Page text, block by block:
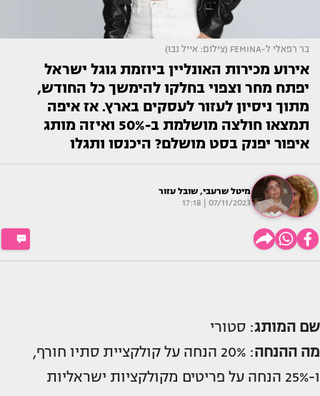
בר רפאלי ל-FEMINA (צילום: אייל נבו)
אירוע מכירות האונליין ביוזמת גוגל ישראל
יפתח מחר וצפוי בחלקו להימשך כל החודש,
מתוך ניסיון לעזור לעסקים בארץ. אז איפה
תמצאו חולצה מושלמת ב-50% ואיזה מותג
איפור יפנק בסט מושלם? היכנסו ותגלו
מיטל שרעבי, שובל עזור
07/11/2023 | 17:18
שם המותג: סטורי
מה ההנחה
: 20% הנחה על קולקציית סתיו חורף,
ו-25% הנחה על פריטים מקולקציות ישראליות